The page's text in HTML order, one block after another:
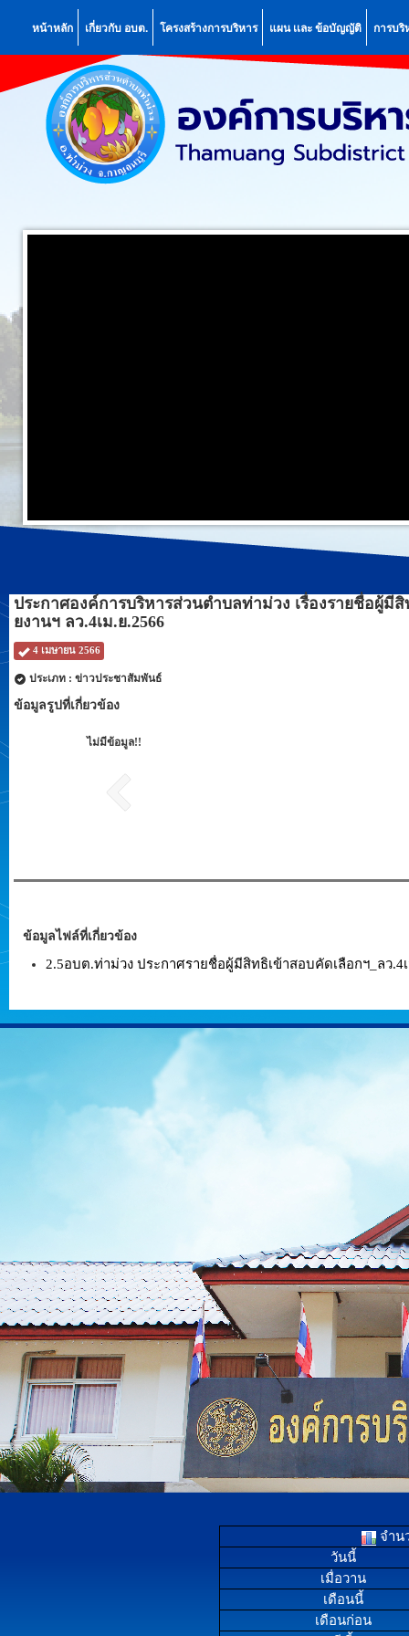
หน้าหลัก เกี่ยวกับ อบต. โครงสร้างการบริหาร แผน เเละ ข้อบัญญัติ การบริ
ประกาศองค์การบริหารส่วนตำบลท่าม่วง เรื่องรายชื่อผู้
ยงานฯ ลว.4เม.ย.2566
4 เมษายน 2566
ประเภท : ข่าวประชาสัมพันธ์
ข้อมูลรูปที่เกี่ยวข้อง
ไม่มีข้อมูล!!
ข้อมูลไฟล์ที่เกี่ยวข้อง
2.5อบต.ท่าม่วง ประกาศรายชื่อผู้มีสิทธิเข้าสอบคัดเลือกฯ_ลว.4
จำน
วันนี้
เมื่อวาน
เดือนนี้
เดือนก่อน